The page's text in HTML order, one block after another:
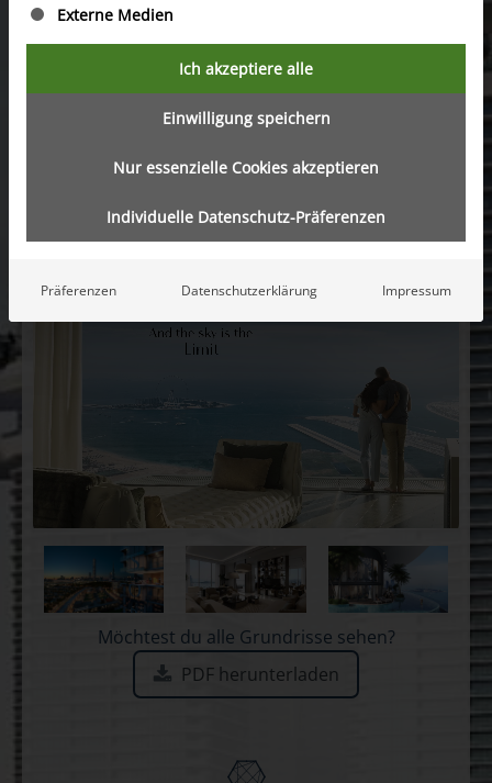
Die Architektur fügt sich harmonisch in die
Uferlandschaft ein und maximiert natürliches Licht
und Belüftung, um eine ruhige, vom Ozean
inspirierte Atmosphäre zu schaffen. Sobha
SeaHaven bietet verschiedene
Podiumsgärten, zahlreiche Annehmlichkeiten und
Komfort und Raffinesse in einer unvergleichlichen
Möchtest du alle Grundrisse sehen?
PDF herunterladen
Externe Medien
Ich akzeptiere alle
Einwilligung speichern
Nur essenzielle Cookies akzeptieren
Individuelle Datenschutz-Präferenzen
Präferenzen Datenschutzerklärung Impressum